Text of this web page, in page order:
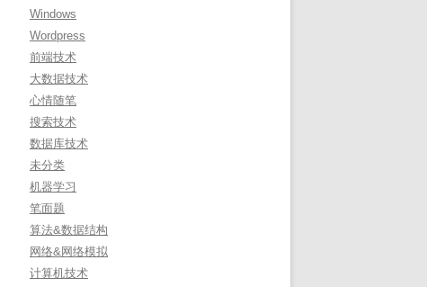
Windows
Wordpress
前端技术
大数据技术
心情随笔
搜索技术
数据库技术
未分类
机器学习
笔面题
算法&数据结构
网络&网络模拟
计算机技术